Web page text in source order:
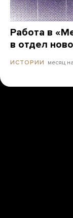
Работа в
в отдел
ИСТОРИИ месяц